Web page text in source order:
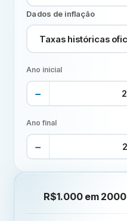
Dados de inflação
Ano inicial
−
Ano final
−
R$1.000 em 2000